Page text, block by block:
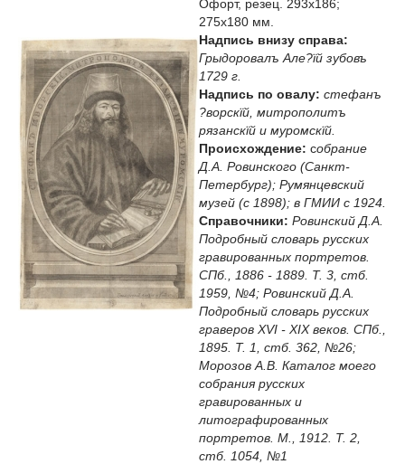
Офорт, резец. 293х186;
275х180 мм.
Надпись внизу справа:
Грыдоровалъ Але?їй зубовъ
1729 г.
Надпись по овалу: стефанъ
?ворскїй, митрополитъ
рязанскїй и муромскїй.
Происхождение: cобрание
Д.А. Ровинского (Санкт-
Петербург); Румянцевский
музей (с 1898); в ГМИИ с 1924.
Справочники: Ровинский Д.А.
Подробный словарь русских
гравированных портретов.
СПб., 1886 - 1889. Т. 3, стб.
1959, №4; Ровинский Д.А.
Подробный словарь русских
граверов XVI - XIX веков. СПб.,
1895. Т. 1, стб. 362, №26;
Морозов А.В. Каталог моего
собрания русских
гравированных и
литографированных
портретов. М., 1912. Т. 2,
стб. 1054, №1